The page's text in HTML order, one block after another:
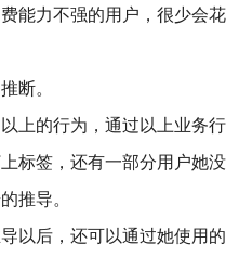
能力不强的用户，很少会花
断。
上的行为，通过以上业务行
标签，还有一部分用户她没
推导。
以后，还可以通过她使用的